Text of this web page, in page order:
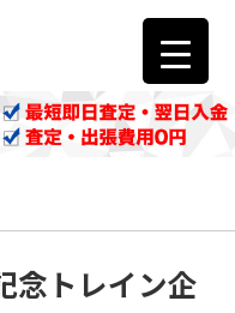
念トレイン企